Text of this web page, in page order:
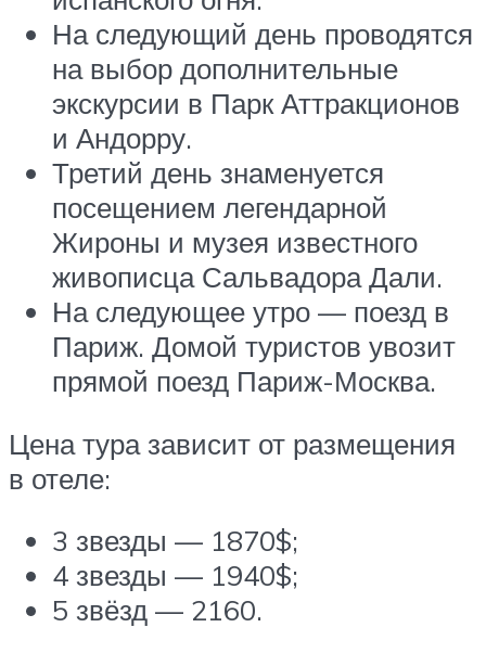
На следующий день проводятся
на выбор дополнительные
экскурсии в Парк Аттракционов
и Андорру.
Третий день знаменуется
посещением легендарной
Жироны и музея известного
живописца Сальвадора Дали.
На следующее утро — поезд в
Париж. Домой туристов увозит
прямой поезд Париж-Москва.
Цена тура зависит от размещения
в отеле:
3 звезды — 1870$;
4 звезды — 1940$;
5 звёзд — 2160.